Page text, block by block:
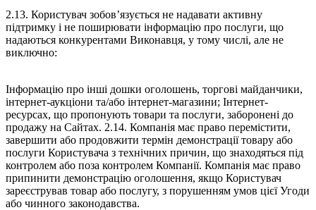
2.13. Користувач зобов’язується не надавати активну
підтримку і не поширювати інформацію про послуги, що
надаються конкурентами Виконавця, у тому числі, але не
виключно:
Інформацію про інші дошки оголошень, торгові майданчики,
інтернет-аукціони та/або інтернет-магазини; Інтернет-
ресурсах, що пропонують товари та послуги, заборонені до
продажу на Сайтах. 2.14. Компанія має право перемістити,
завершити або продовжити термін демонстрації товару або
послуги Користувача з технічних причин, що знаходяться під
контролем або поза контролем Компанії. Компанія має право
припинити демонстрацію оголошення, якщо Користувач
зареєстрував товар або послугу, з порушенням умов цієї Угоди
або чинного законодавства.